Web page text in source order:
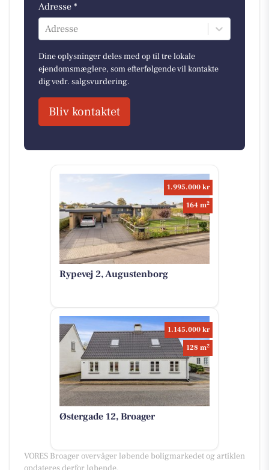
Adresse *
Adresse
Dine oplysninger deles med op til tre lokale
ejendomsmæglere, som efterfølgende vil kontakte
dig vedr. salgsvurdering.
Bliv kontaktet
1.995.000 kr
164 m2
Rypevej 2, Augustenborg
1.145.000 kr
128 m2
Østergade 12, Broager
VORES Broager overvåger løbende boligmarkedet og artiklen